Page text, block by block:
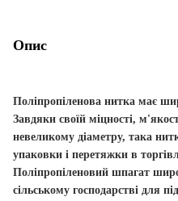
Опис
Поліпропіленова нитка має
Завдяки своїй міцності,
невеликому діаметру, така
упаковки і перетяжки в
Поліпропіленовий шпагат
сільському господарстві для